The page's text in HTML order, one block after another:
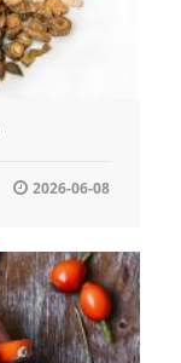
2026-06-08